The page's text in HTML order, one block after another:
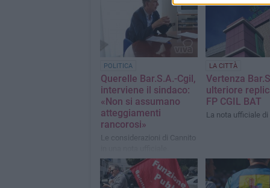
POLITICA
Querelle Bar.S.A.-Cgil,
interviene il sindaco:
«Non si assumano
atteggiamenti
rancorosi»
Le considerazioni di Cannito
«Confermo all'avvocatessa
Alessia De Finis la mia
fiducia»
LA CITTÀ
Vertenza
ulteriore
FP CGIL BAT
La nota ufficiale di